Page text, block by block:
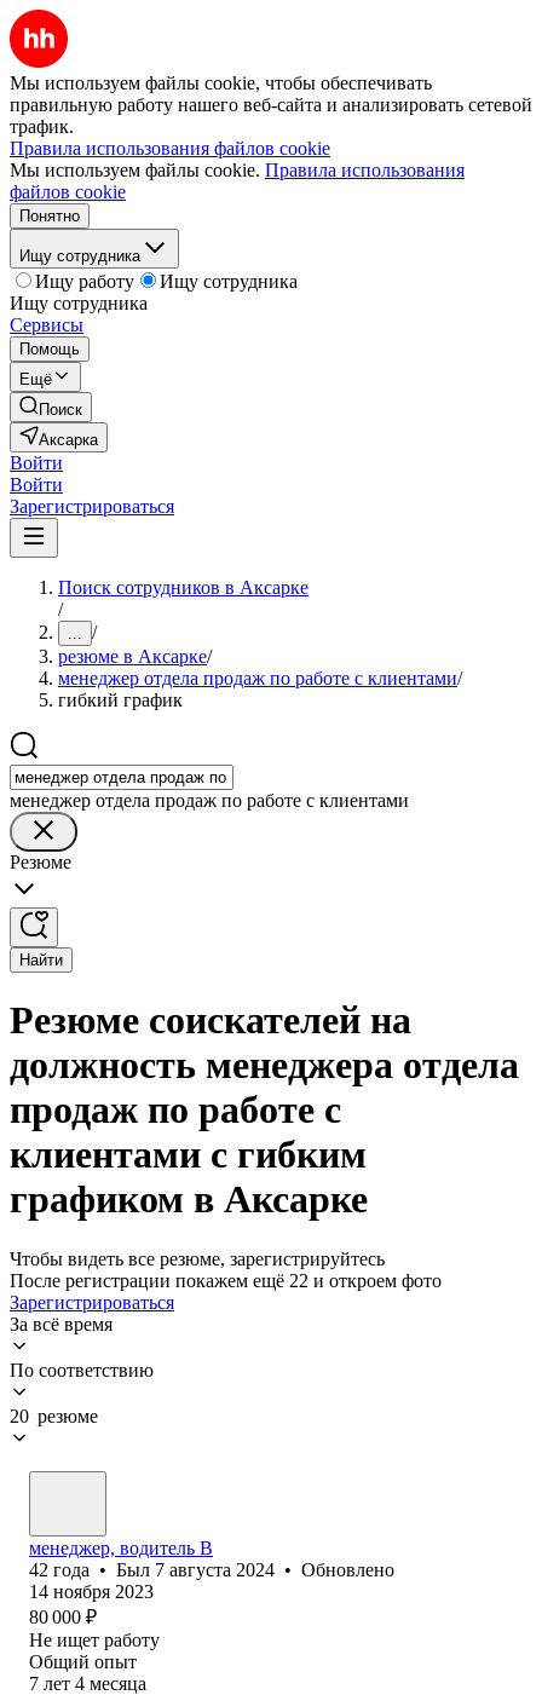
Мы используем файлы cookie, чтобы обеспечивать
правильную работу нашего веб-сайта и анализировать сетевой
трафик.
Правила использования файлов cookie
Мы используем файлы cookie. Правила использования
файлов cookie
Понятно
Ищу сотрудника
Ищу работу
Ищу сотрудника
Ищу сотрудника
Сервисы
Помощь
Ещё
Поиск
Аксарка
Войти
Войти
Зарегистрироваться
Поиск сотрудников в Аксарке
/
... /
резюме в Аксарке/
менеджер отдела продаж по работе с клиентами/
гибкий график
менеджер отдела продаж по работе с клиентами
Резюме
Найти
Резюме соискателей на
должность менеджера отдела
продаж по работе с
клиентами с гибким
графиком в Аксарке
Чтобы видеть все резюме, зарегистрируйтесь
После регистрации покажем ещё 22 и откроем фото
Зарегистрироваться
За всё время
По соответствию
20 резюме
менеджер, водитель В
42 года • Был 7 августа 2024 • Обновлено
14 ноября 2023
80 000 ₽
Не ищет работу
Общий опыт
7 лет 4 месяца